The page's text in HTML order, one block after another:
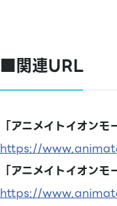
■関連URL
「アニメイトイオン
https://
「アニメイトイオンモ
https://